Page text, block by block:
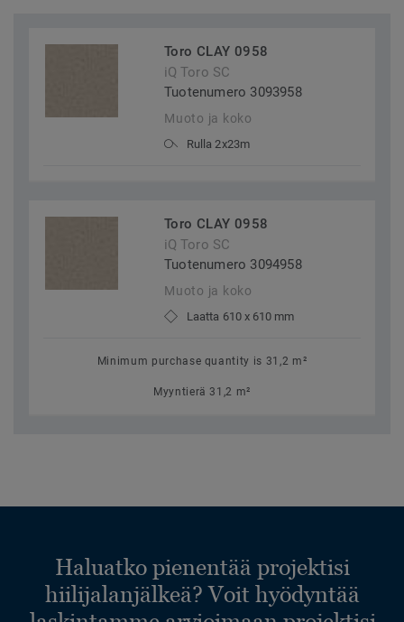
Toro CLAY 0958
iQ Toro SC
Tuotenumero 3093958
Muoto ja koko
Rulla 2x23m
Toro CLAY 0958
iQ Toro SC
Tuotenumero 3094958
Muoto ja koko
Laatta 610 x 610 mm
Minimum purchase quantity is 31,2 m²
Myyntierä 31,2 m²
Haluatko pienentää projektisi
hiilijalanjälkeä? Voit hyödyntää